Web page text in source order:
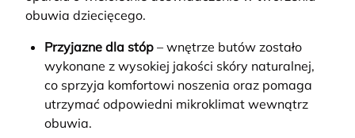
obuwia dziecięcego.
Przyjazne dla stóp – wnętrze butów zostało
wykonane z wysokiej jakości skóry naturalnej,
co sprzyja komfortowi noszenia oraz pomaga
utrzymać odpowiedni mikroklimat wewnątrz
obuwia.